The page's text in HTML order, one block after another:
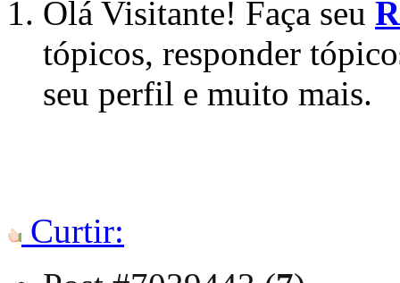
Olá Visitante! Faça seu
tópicos, responder
seu perfil e muito mais.
Curtir: